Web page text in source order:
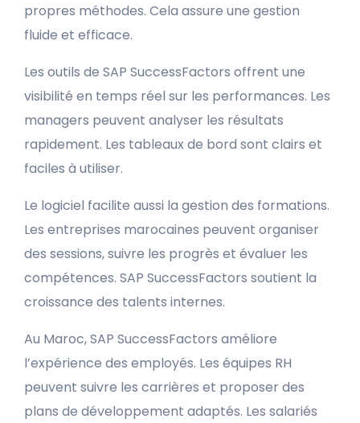
propres méthodes. Cela assure une gestion
fluide et efficace.
Les outils de SAP SuccessFactors offrent une
visibilité en temps réel sur les performances. Les
managers peuvent analyser les résultats
rapidement. Les tableaux de bord sont clairs et
faciles à utiliser.
Le logiciel facilite aussi la gestion des formations.
Les entreprises marocaines peuvent organiser
des sessions, suivre les progrès et évaluer les
compétences. SAP SuccessFactors soutient la
croissance des talents internes.
Au Maroc, SAP SuccessFactors améliore
l’expérience des employés. Les équipes RH
peuvent suivre les carrières et proposer des
plans de développement adaptés. Les salariés